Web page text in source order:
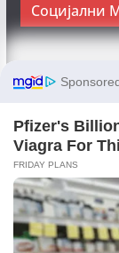
Социјални
Следете нè